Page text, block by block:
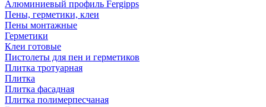
Алюминиевый профиль Fergipps
Пены, герметики, клеи
Пены монтажные
Герметики
Клеи готовые
Пистолеты для пен и герметиков
Плитка тротуарная
Плитка
Плитка фасадная
Плитка полимерпесчаная